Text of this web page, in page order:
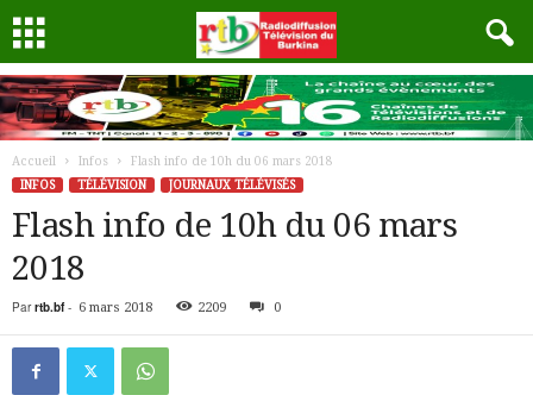
Accueil Infos
Flash info de 10h du 06 mars 2018
INFOS
TÉLÉVISION JOURNAUX TÉLÉVISÉS
Flash info de 10h du 06 mars
2018
Par rtb.bf- 6 mars 2018 2209 0